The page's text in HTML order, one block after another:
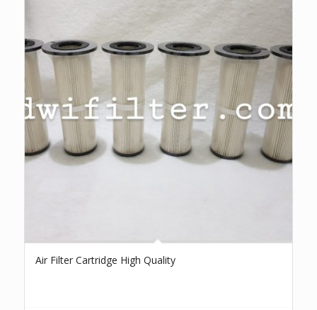
Air Filter Cartridge High Quality